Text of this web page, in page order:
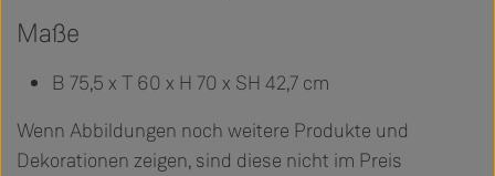
Maße
B 75,5 x T 60 x H 70 x SH 42,7 cm
Wenn Abbildungen noch weitere Produkte und
Dekorationen zeigen, sind diese nicht im Preis